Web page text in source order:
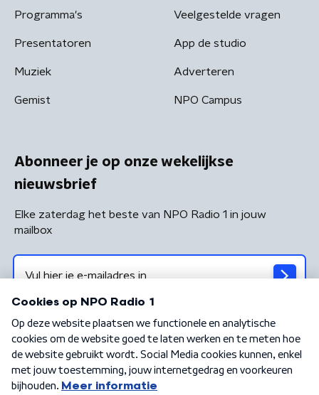
Programma's
Presentatoren
Muziek
Gemist
Veelgestelde vragen
App de studio
Adverteren
NPO Campus
Abonneer je op onze wekelijkse
nieuwsbrief
Elke zaterdag het beste van NPO Radio 1 in jouw
mailbox
Algemene voorwaarden